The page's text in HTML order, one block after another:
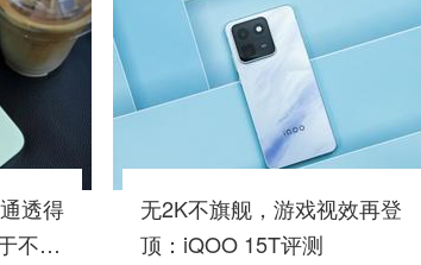
透得
不用
无2K不旗舰，游戏视效再登
顶：iQOO 15T评测